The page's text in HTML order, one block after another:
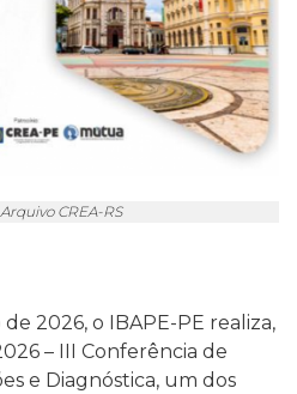
CREA-RS
2026, o IBAPE-PE realiza,
– III Conferência de
e Diagnóstica, um dos